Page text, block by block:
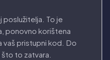
poslužitelja. To je
ponovno korištena
vaš pristupni kod. Do
to zatvara.